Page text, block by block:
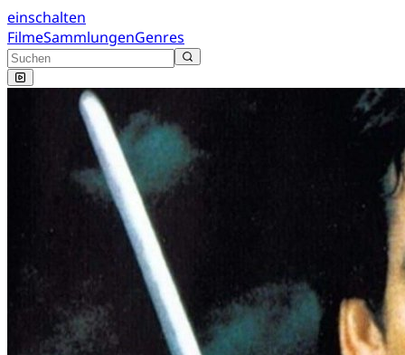
einschalten
FilmeSammlungenGenres